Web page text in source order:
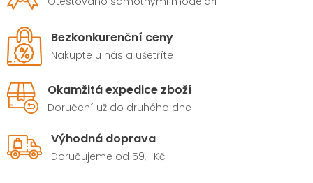
Bezkonkurenční ceny
Nakupte u nás a ušetříte
Okamžitá expedice zboží
Doručení už do druhého dne
Výhodná doprava
Doručujeme od 59,- Kč